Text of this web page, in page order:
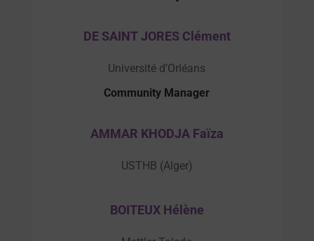
DE SAINT JORES Clément
Université d’Orléans
Community Manager
AMMAR KHODJA Faïza
USTHB (Alger)
BOITEUX Hélène